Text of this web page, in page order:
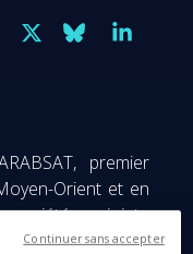
premier
Orient et en
société conjointe
(33 %), ont signé
Continuer sans accepter